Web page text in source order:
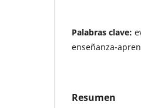
Palabras clave:
enseñanza-
Resumen